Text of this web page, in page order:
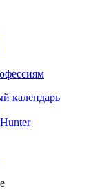
календарь